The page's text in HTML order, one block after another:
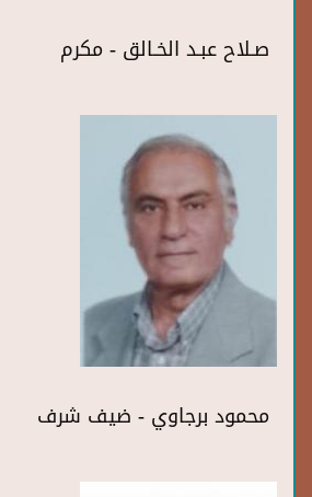
صـلاح عبـد الخـالق - مكرم
محمود برجاوي - ضيف شرف